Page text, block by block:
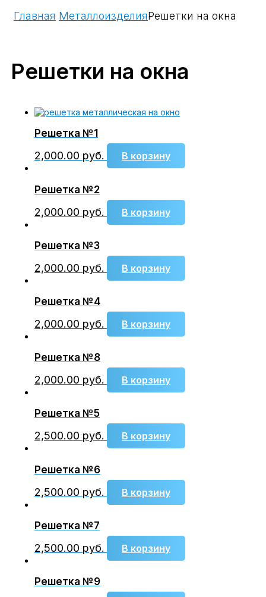
Главная МеталлоизделияРешетки на окна
Решетки на окна
Решетка №1
2,000.00 руб. В корзину
Решетка №2
2,000.00 руб. В корзину
Решетка №3
2,000.00 руб. В корзину
Решетка №4
2,000.00 руб. В корзину
Решетка №8
2,000.00 руб. В корзину
Решетка №5
2,500.00 руб. В корзину
Решетка №6
2,500.00 руб. В корзину
Решетка №7
2,500.00 руб. В корзину
Решетка №9